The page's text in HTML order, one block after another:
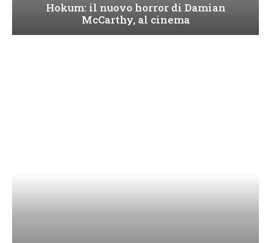
Hokum: il nuovo horror di Damian
McCarthy, al cinema